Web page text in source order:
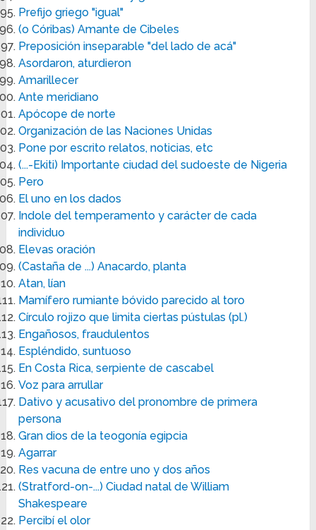
Prefijo griego "igual"
(o Córibas) Amante de Cibeles
Preposición inseparable "del lado de acá"
Asordaron, aturdieron
Amarillecer
Ante meridiano
Apócope de norte
Organización de las Naciones Unidas
Pone por escrito relatos, noticias, etc
(...-Ekiti) Importante ciudad del sudoeste de Nigeria
Pero
El uno en los dados
Indole del temperamento y carácter de cada
individuo
Elevas oración
(Castaña de ...) Anacardo, planta
Atan, lían
Mamífero rumiante bóvido parecido al toro
Círculo rojizo que limita ciertas pústulas (pl.)
Engañosos, fraudulentos
Espléndido, suntuoso
En Costa Rica, serpiente de cascabel
Voz para arrullar
Dativo y acusativo del pronombre de primera
persona
Gran dios de la teogonía egipcia
Agarrar
Res vacuna de entre uno y dos años
(Stratford-on-...) Ciudad natal de William
Shakespeare
Percibí el olor